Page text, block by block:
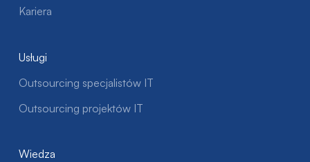
Kariera
Usługi
Outsourcing specjalistów IT
Outsourcing projektów IT
Wiedza